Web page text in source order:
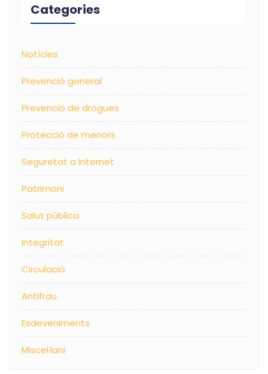
Categories
Notícies
Prevenció general
Prevenció de drogues
Protecció de menors
Seguretat a Internet
Patrimoni
Salut pública
Integritat
Circulació
Antifrau
Esdeveniments
Miscel·lani